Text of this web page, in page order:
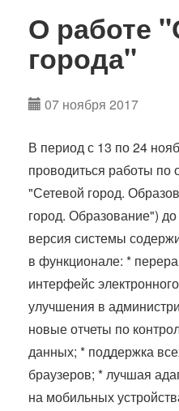
О работе
города"
07 ноября 2017
В период с 13 по 24
проводиться работы
"Сетевой город.
город. Образование")
версия системы
в функционале: *
интерфейс
улучшения в
новые отчеты по
данных; * поддержка
браузеров; * лучшая
на мобильных